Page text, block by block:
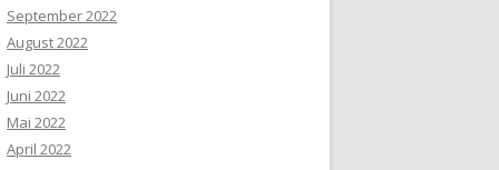
September 2022
August 2022
Juli 2022
Juni 2022
Mai 2022
April 2022